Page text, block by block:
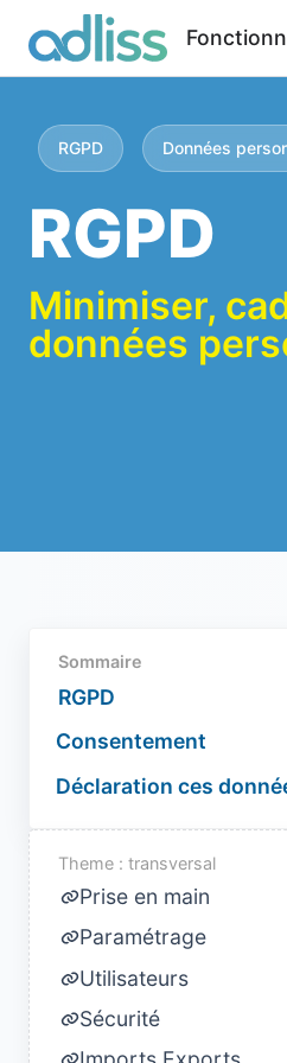
RGPD Données
RGPD
Minimiser,
données
Sommaire
RGPD
Consentement
Déclaration ces
Theme : transversal
Prise en main
Paramétrage
Utilisateurs
Sécurité